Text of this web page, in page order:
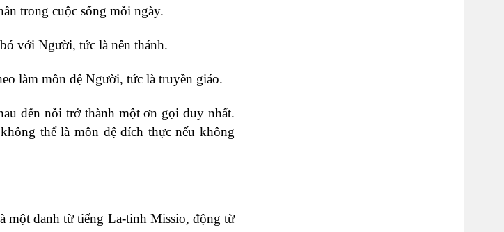
trong cuộc sống mỗi ngày.
với Người, tức là nên thánh.
làm môn đệ Người, tức là truyền giáo.
đến nỗi trở thành một ơn gọi duy nhất.
thể là môn đệ đích thực nếu không
một danh từ tiếng La-tinh Missio, động từ